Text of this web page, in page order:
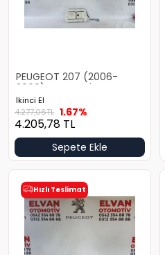
PEUGEOT 207 (2006-
2009) YOLCU AİRBAG
İkinci El
4.277,06TL 1.67%
4.205,78 TL
Sepete Ekle
Hızlı Teslimat